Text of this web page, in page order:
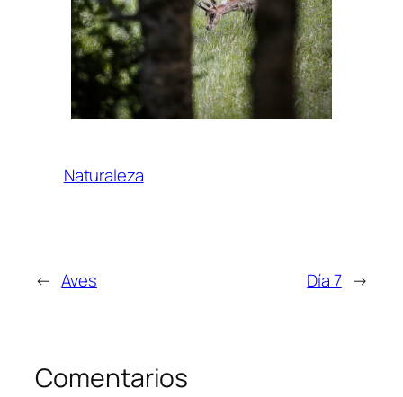
Naturaleza
← Aves Día 7 →
Comentarios